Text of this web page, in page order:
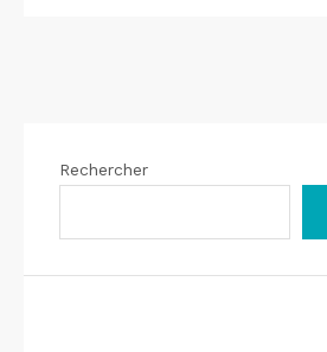
Rechercher